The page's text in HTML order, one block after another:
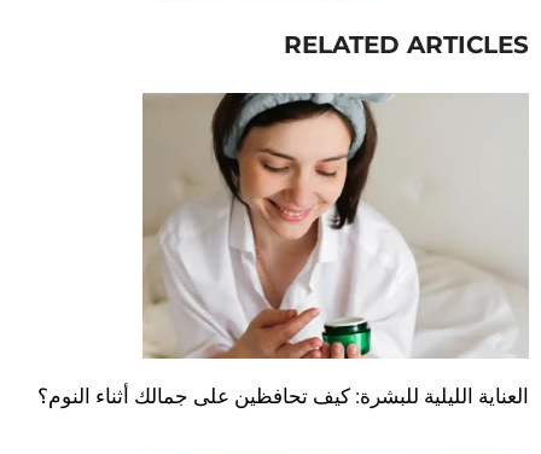
RELATED ARTICLES
العناية الليلية للبشرة: كيف تحافظين على جمالك أثناء النوم؟